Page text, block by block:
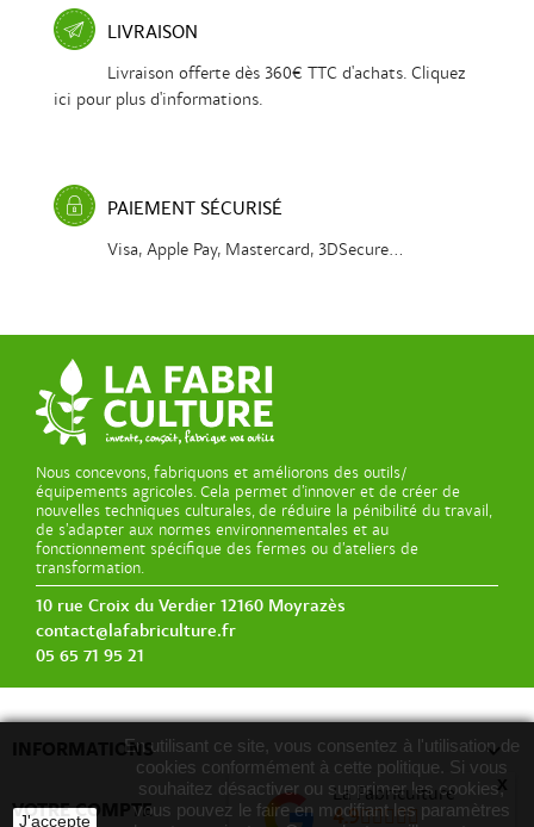
LIVRAISON
Livraison offerte dès 360€ TTC d'achats. Cliquez
ici pour plus d'informations.
PAIEMENT SÉCURISÉ
Visa, Apple Pay, Mastercard, 3DSecure...
Nous concevons, fabriquons et améliorons des outils/
équipements agricoles. Cela permet d’innover et de créer de
nouvelles techniques culturales, de réduire la pénibilité du travail,
de s’adapter aux normes environnementales et au
fonctionnement spécifique des fermes ou d’ateliers de
transformation.
10 rue Croix du Verdier 12160 Moyrazès
contact@lafabriculture.fr
05 65 71 95 21
INFORMATIONS 
VOTRE COMPTE 
J'accepte
En utilisant ce site, vous consentez à l'utilisation de
cookies conformément à cette politique. Si vous
souhaitez désactiver ou supprimer les cookies,
vous pouvez le faire en modifiant les paramètres
La Fabriculture
4.9
x